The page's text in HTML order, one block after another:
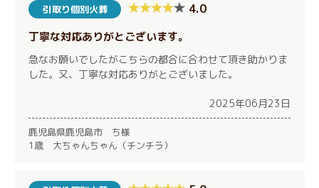
引取り個別火葬 4.0
丁寧な対応ありがとございます。
急なお願いでしたがこちらの都合に合わせて頂き助かりま
した。又、丁寧な対応ありがとございました。
2025年06月23日
鹿児島県鹿児島市 ち様
1歳 大ちゃんちゃん（チンチラ）